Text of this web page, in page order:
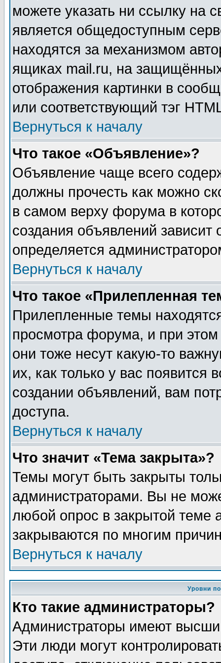
можете указать ни ссылку на
является общедоступным
находятся за механизмом
ящиках mail.ru, на
отображения картинки в
или соответствующий тэг
Вернуться к началу
Что такое «Объявление»?
Объявление чаще всего
должны прочесть как можно
в самом верху форума в
создания объявлений зависит
определяется
Вернуться к началу
Что такое «Прилепленная
Прилепленные темы
просмотра форума, и при
они тоже несут какую-то
их, как только у вас появится
создании объявлений, вам
доступа.
Вернуться к началу
Что значит «Тема закрыта»?
Темы могут быть закрыты
администраторами. Вы не
любой опрос в закрытой теме
закрываются по многим
Вернуться к началу
Уровни
Кто такие администраторы?
Администраторы имеют
Эти люди могут